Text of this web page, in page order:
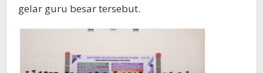
gelar guru besar tersebut.